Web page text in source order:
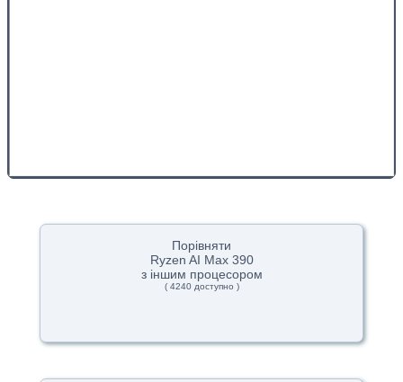
Порівняти
Ryzen AI Max 390
з іншим процесором
( 4240 доступно )